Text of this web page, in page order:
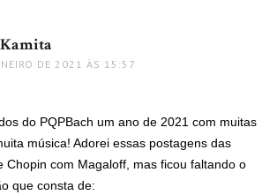
DE 2021 ÀS 15:57
do PQPBach um ano de 2021 com muitas
música! Adorei essas postagens das
Chopin com Magaloff, mas ficou faltando o
que consta de: